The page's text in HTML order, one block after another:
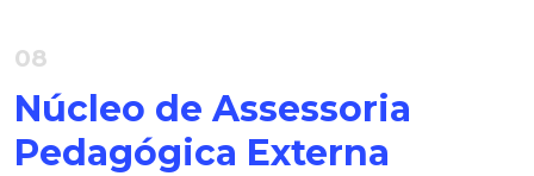
08
Núcleo de Assessoria
Pedagógica Externa